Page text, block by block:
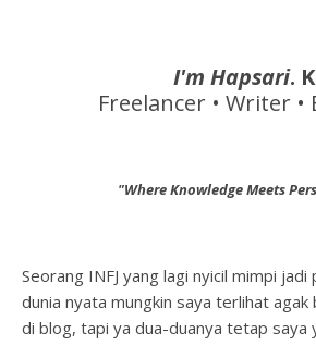
I'm Hapsari. K
Freelancer • Writer •
"Where Knowledge Meets
Seorang INFJ yang lagi nyicil mimpi jadi
dunia nyata mungkin saya terlihat
di blog, tapi ya dua-duanya tetap saya